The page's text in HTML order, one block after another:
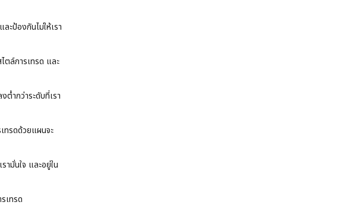
ป้องกันไม่ให้เรา
ตล์การเทรด และ
ำกว่าระดับที่เรา
ทรดด้วยแผนจะ
ามั่นใจ และอยู่ใน
เทรด